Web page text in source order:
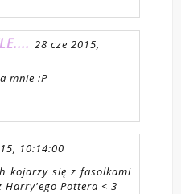
28 cze 2015,
mnie :P
10:14:00
kojarzy się z fasolkami
Harry'ego Pottera < 3